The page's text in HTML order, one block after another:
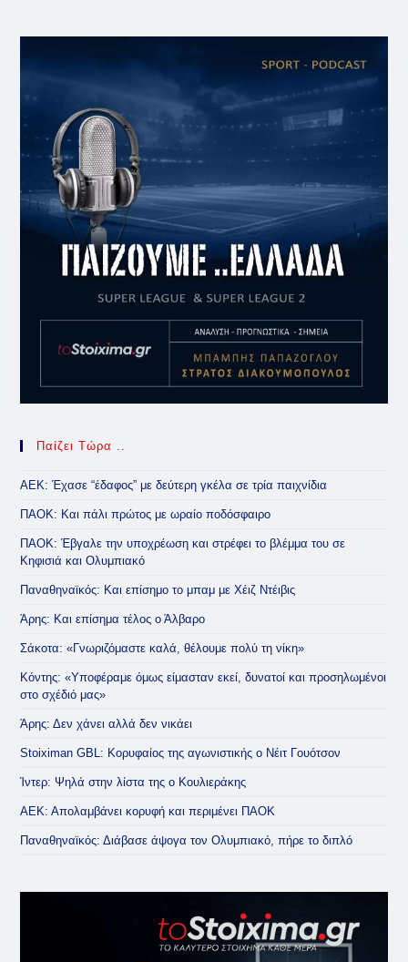
Παίζει Τώρα ..
ΑΕΚ: Έχασε “έδαφος” με δεύτερη γκέλα σε τρία παιχνίδια
ΠΑΟΚ: Και πάλι πρώτος με ωραίο ποδόσφαιρο
ΠΑΟΚ: Έβγαλε την υποχρέωση και στρέφει το βλέμμα του σε
Κηφισιά και Ολυμπιακό
Παναθηναϊκός: Και επίσημο το μπαμ με Χέιζ Ντέιβις
Άρης: Και επίσημα τέλος ο Άλβαρο
Σάκοτα: «Γνωριζόμαστε καλά, θέλουμε πολύ τη νίκη»
Κόντης: «Υποφέραμε όμως είμασταν εκεί, δυνατοί και προσηλωμένοι
στο σχέδιό μας»
Άρης: Δεν χάνει αλλά δεν νικάει
Stoiximan GBL: Κορυφαίος της αγωνιστικής ο Νέιτ Γουότσον
Ίντερ: Ψηλά στην λίστα της ο Κουλιεράκης
ΑΕΚ: Απολαμβάνει κορυφή και περιμένει ΠΑΟΚ
Παναθηναϊκός: Διάβασε άψογα τον Ολυμπιακό, πήρε το διπλό